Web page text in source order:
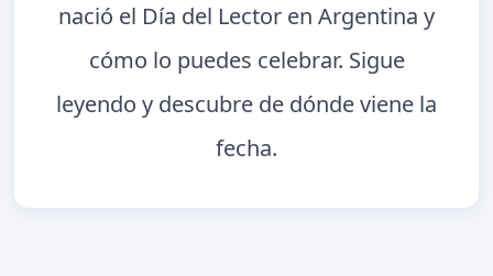
nació el Día del Lector en Argentina y
cómo lo puedes celebrar. Sigue
leyendo y descubre de dónde viene la
fecha.